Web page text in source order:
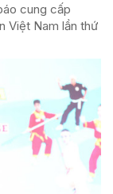
cung cấp
Việt Nam lần thứ